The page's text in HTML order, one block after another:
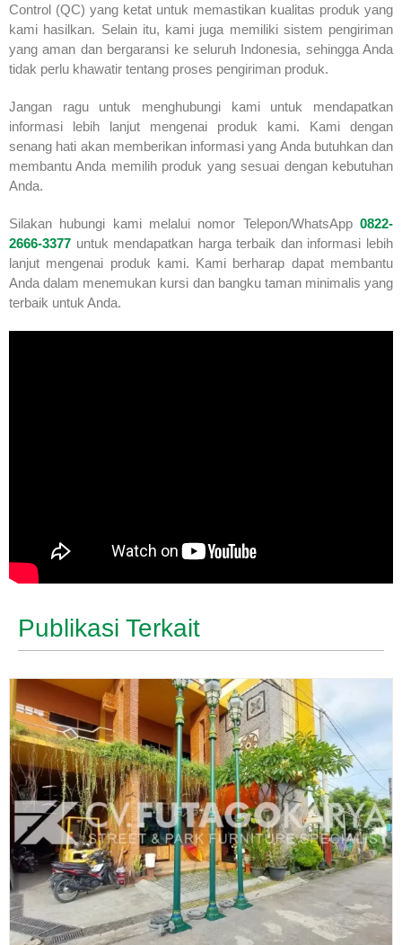
Control (QC) yang ketat untuk memastikan kualitas produk yang
kami hasilkan. Selain itu, kami juga memiliki sistem pengiriman
yang aman dan bergaransi ke seluruh Indonesia, sehingga Anda
tidak perlu khawatir tentang proses pengiriman produk.
Jangan ragu untuk menghubungi kami untuk mendapatkan
informasi lebih lanjut mengenai produk kami. Kami dengan
senang hati akan memberikan informasi yang Anda butuhkan dan
membantu Anda memilih produk yang sesuai dengan kebutuhan
Anda.
Silakan hubungi kami melalui nomor Telepon/WhatsApp 0822-
2666-3377 untuk mendapatkan harga terbaik dan informasi lebih
lanjut mengenai produk kami. Kami berharap dapat membantu
Anda dalam menemukan kursi dan bangku taman minimalis yang
terbaik untuk Anda.
Publikasi Terkait